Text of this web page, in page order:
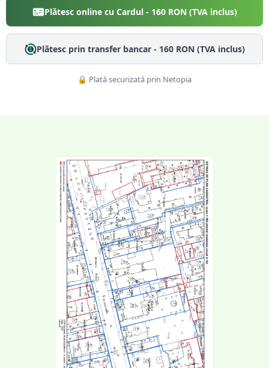
Plătesc online cu Cardul - 160RON (TVA inclus)
Plătesc prin transfer bancar - 160RON (TVA inclus)
🔒 Plată securizată prin Netopia